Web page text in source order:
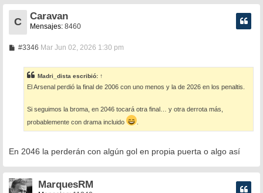
C
Caravan
Mensajes: 8460
#3346M
a
j
Mar Jun 02, 2026 1:30 pm
Madri_dista escribió: ↑
El Arsenal perdió la final de 2006 con uno menos y la de 2026 en los penaltis.
Si seguimos la broma, en 2046 tocará otra final… y otra derrota más,
probablemente con drama incluido
.
En 2046 la perderán con algún gol en propia puerta o algo así
MarquesRM